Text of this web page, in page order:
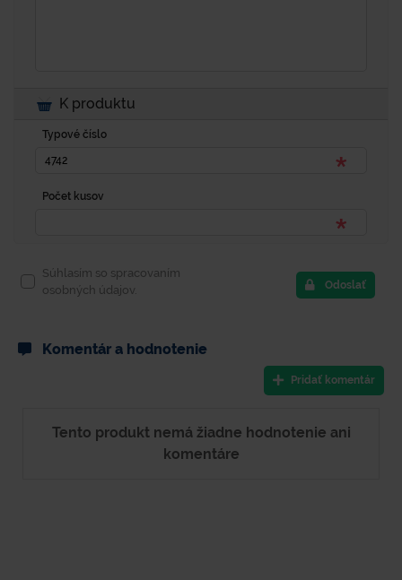
K produktu
Typové číslo
Počet kusov
Súhlasím so spracovaním
osobných údajov.
Odoslať
Komentár a hodnotenie
Pridať komentár
Tento produkt nemá žiadne hodnotenie ani
komentáre